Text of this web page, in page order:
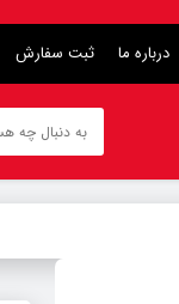
درباره ما ثبت سفارش